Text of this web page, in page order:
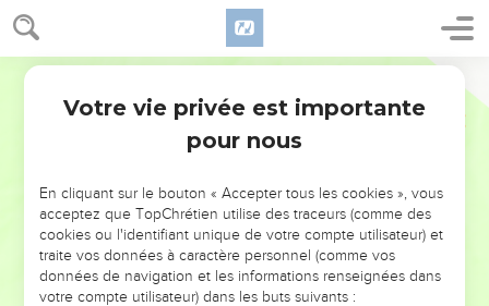
NE MANQUEZ PAS L’ÉVÉNEMENT
DE L’ANNÉE !
ET SI LEURS ERREURS POUVAIENT VOUS ÉVITER LES
VOTRES ?
Votre vie privée est importante
pour nous
En cliquant sur le bouton « Accepter tous les cookies », vous
acceptez que TopChrétien utilise des traceurs (comme des
cookies ou l'identifiant unique de votre compte utilisateur) et
traite vos données à caractère personnel (comme vos
données de navigation et les informations renseignées dans
votre compte utilisateur) dans les buts suivants :